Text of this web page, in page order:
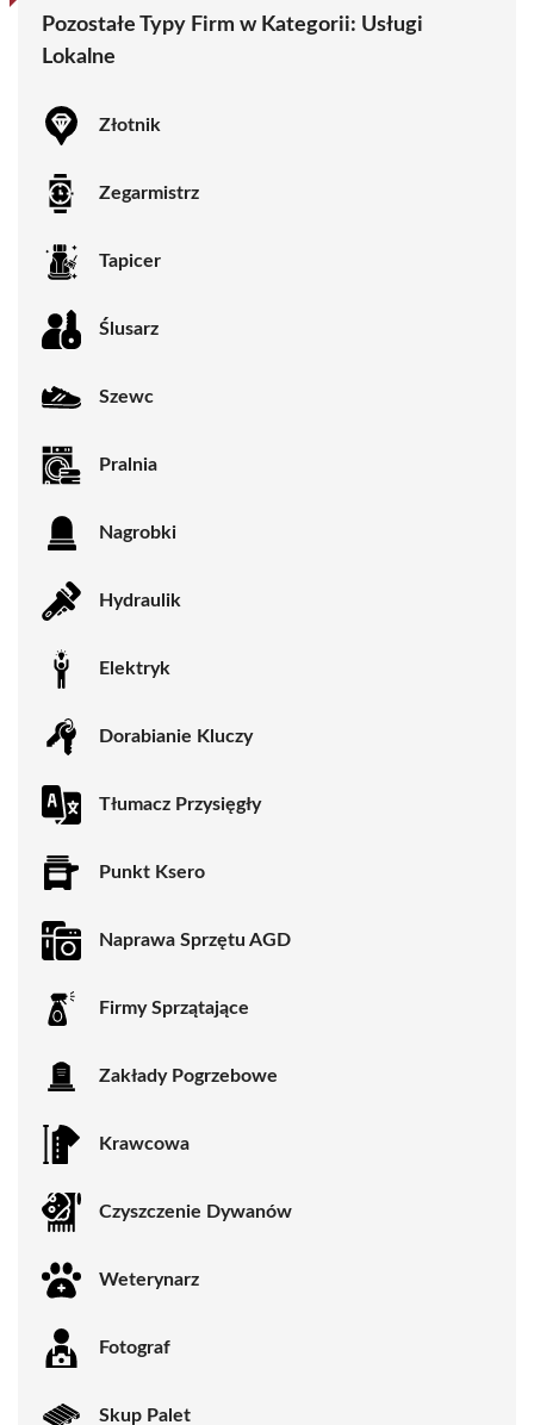
Pozostałe Typy Firm w Kategorii: Usługi
Lokalne
Złotnik
Zegarmistrz
Tapicer
Ślusarz
Szewc
Pralnia
Nagrobki
Hydraulik
Elektryk
Dorabianie Kluczy
Tłumacz Przysięgły
Punkt Ksero
Naprawa Sprzętu AGD
Firmy Sprzątające
Zakłady Pogrzebowe
Krawcowa
Czyszczenie Dywanów
Weterynarz
Fotograf
Skup Palet